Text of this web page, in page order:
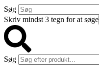
Søg
Skriv mindst 3 tegn for at søge
Søg